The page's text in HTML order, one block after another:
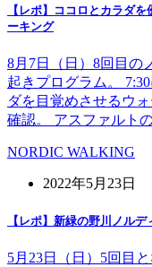
【レポ】ココロとカラダ
ーキング
8月7日（日）8回目の
起きプログラム。
ダを目覚めさせるウ
確認。 アスファルト
NORDIC WALKING
2022年5月23日
【レポ】新緑の野川ノル
5月23日（日）5回目